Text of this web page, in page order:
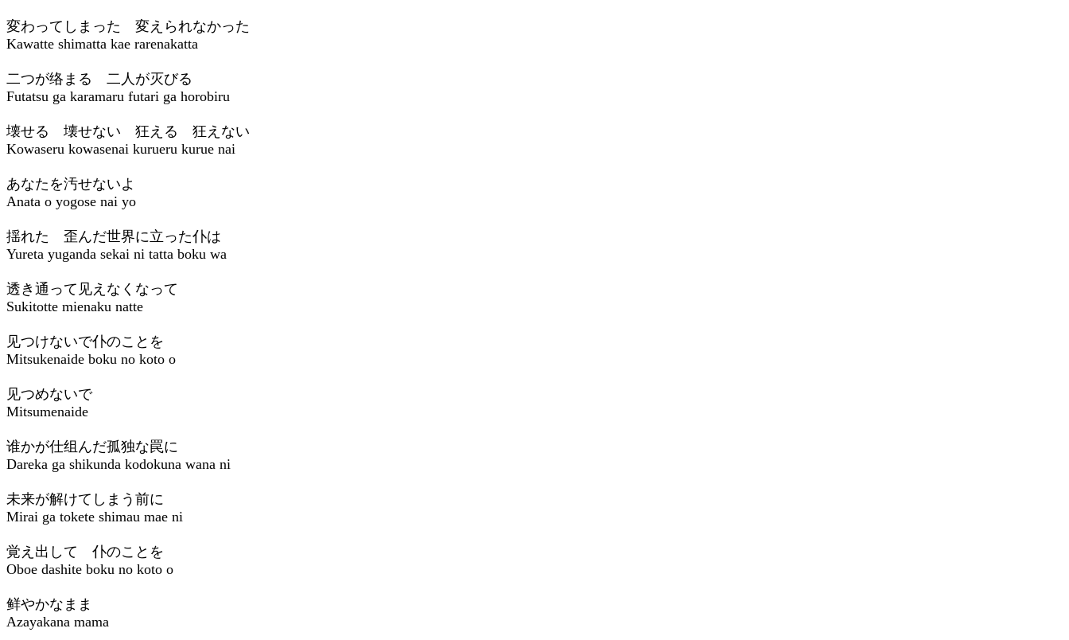
変わってしまった 変えられなかった
Kawatte shimatta kae rarenakatta
二つが络まる 二人が灭びる
Futatsu ga karamaru futari ga horobiru
壊せる 壊せない 狂える 狂えない
Kowaseru kowasenai kurueru kurue nai
あなたを汚せないよ
Anata o yogose nai yo
揺れた 歪んだ世界に立った仆は
Yureta yuganda sekai ni tatta boku wa
透き通って见えなくなって
Sukitotte mienaku natte
见つけないで仆のことを
Mitsukenaide boku no koto o
见つめないで
Mitsumenaide
谁かが仕组んだ孤独な罠に
Dareka ga shikunda kodokuna wana ni
未来が解けてしまう前に
Mirai ga tokete shimau mae ni
覚え出して 仆のことを
Oboe dashite boku no koto o
鲜やかなまま
Azayakana mama